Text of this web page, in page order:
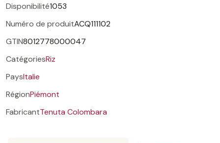
Disponibilité1053
Numéro de produitACQ111102
GTIN8012778000047
CatégoriesRiz
PaysItalie
RégionPiémont
FabricantTenuta Colombara